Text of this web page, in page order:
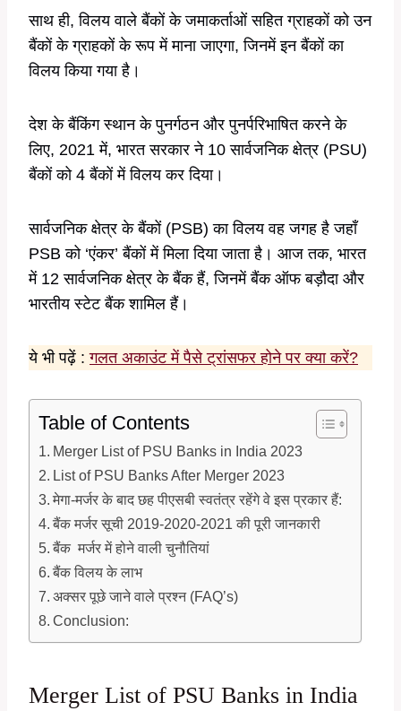
साथ ही, विलय वाले बैंकों के जमाकर्ताओं सहित ग्राहकों को उन
बैंकों के ग्राहकों के रूप में माना जाएगा, जिनमें इन बैंकों का
विलय किया गया है।
देश के बैंकिंग स्थान के पुनर्गठन और पुनर्परिभाषित करने के
लिए, 2021 में, भारत सरकार ने 10 सार्वजनिक क्षेत्र (PSU)
बैंकों को 4 बैंकों में विलय कर दिया।
सार्वजनिक क्षेत्र के बैंकों (PSB) का विलय वह जगह है जहाँ
PSB को ‘एंकर’ बैंकों में मिला दिया जाता है। आज तक, भारत
में 12 सार्वजनिक क्षेत्र के बैंक हैं, जिनमें बैंक ऑफ बड़ौदा और
भारतीय स्टेट बैंक शामिल हैं।
ये भी पढ़ें :गलत अकाउंट में पैसे ट्रांसफर होने पर क्या करें?
Table of Contents
Merger List of PSU Banks in India 2023
List of PSU Banks After Merger 2023
मेगा-मर्जर के बाद छह पीएसबी स्वतंत्र रहेंगे वे इस प्रकार हैं:
बैंक मर्जर सूची 2019-2020-2021 की पूरी जानकारी
बैंक मर्जर में होने वाली चुनौतियां
बैंक विलय के लाभ
अक्सर पूछे जाने वाले प्रश्न (FAQ’s)
Conclusion:
Merger List of PSU Banks in India